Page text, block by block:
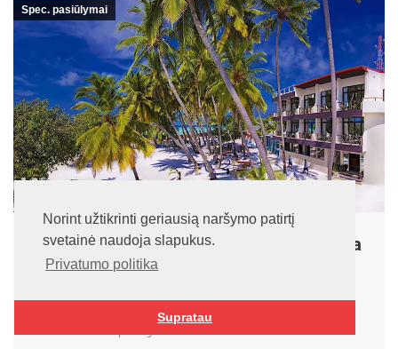
Norint užtikrinti geriausią naršymo patirtį
svetainė naudoja slapukus.
Privatumo politika
Supratau
Spec. pasiūlymai
Kaani Beach, 3*, Maldyvai, Maafushi sala
Pavasario,Spec. pasiūlymai